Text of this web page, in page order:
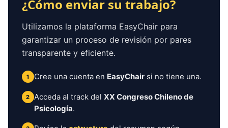
¿Cómo enviar su trabajo?
Utilizamos la plataforma EasyChair para
garantizar un proceso de revisión por pares
transparente y eficiente.
1 Cree una cuenta en EasyChairsi no tiene una.
2 Acceda al track del XX Congreso Chileno de
Psicología.